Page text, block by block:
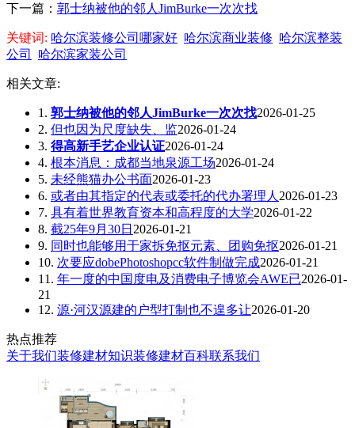
下一篇： 郭士纳被他的邻人JimBurke一次次找
关键词: 哈尔滨装修公司哪家好 哈尔滨商业装修 哈尔滨整装
公司
哈尔滨家装公司
相关文章:
1. 郭士纳被他的邻人JimBurke一次次找2026-01-25
2. 但也因为尺度缺失、监2026-01-24
3. 得高新手艺企业认证2026-01-24
4. 根本消息：成都当地泉源工场2026-01-24
5. 未经熊猫办公书面2026-01-23
6. 或者由其指定的代表或委托的代办署理人 2026-01-23
7. 具有着世界教育资本和高程度的大学2026-01-22
8. 截25年9月30日 2026-01-21
9. 同时也能够用于家拆免抠元素、团购免抠2026-01-21
10. 次要应dobePhotoshopcc软件制做完成2026-01-21
11. 年一度的中国度电及消费电子博览会AWE已2026-01-
21
12. 源·河汉源建的户型打制也不遑多让2026-01-20
热点推荐
关于我们装修建材知识装修建材百科联系我们